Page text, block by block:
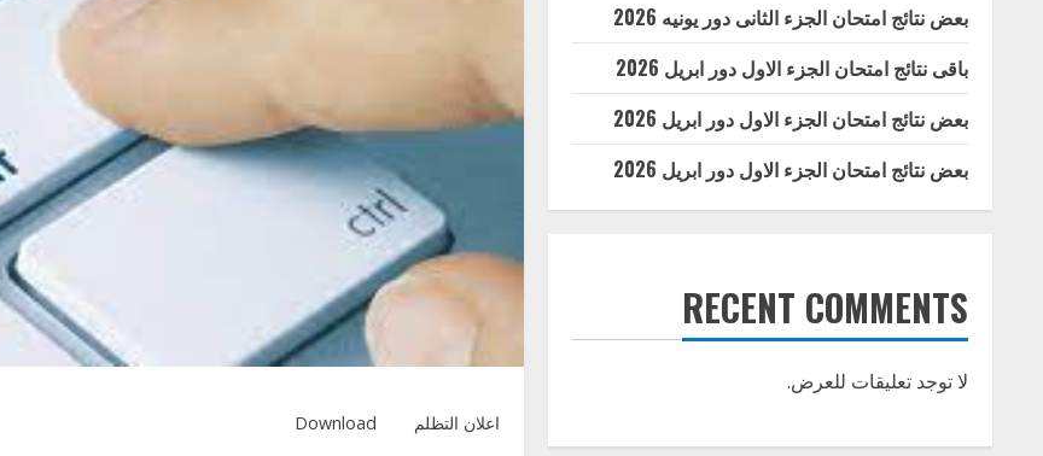
اعلان التظلم Download
بعض نتائج امتحان الجزء الثانى دور يونيه 2026
باقى نتائج امتحان الجزء الاول دور ابريل 2026
بعض نتائج امتحان الجزء الاول دور ابريل 2026
بعض نتائج امتحان الجزء الاول دور ابريل 2026
RECENT COMMENTS
لا توجد تعليقات للعرض.